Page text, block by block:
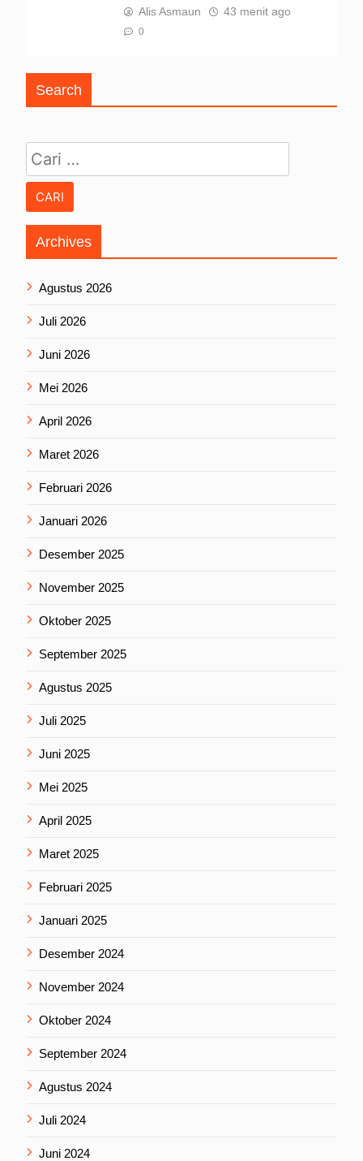
Alis Asmaun 43 menit ago
0
Search
Archives
Agustus 2026
Juli 2026
Juni 2026
Mei 2026
April 2026
Maret 2026
Februari 2026
Januari 2026
Desember 2025
November 2025
Oktober 2025
September 2025
Agustus 2025
Juli 2025
Juni 2025
Mei 2025
April 2025
Maret 2025
Februari 2025
Januari 2025
Desember 2024
November 2024
Oktober 2024
September 2024
Agustus 2024
Juli 2024
Juni 2024